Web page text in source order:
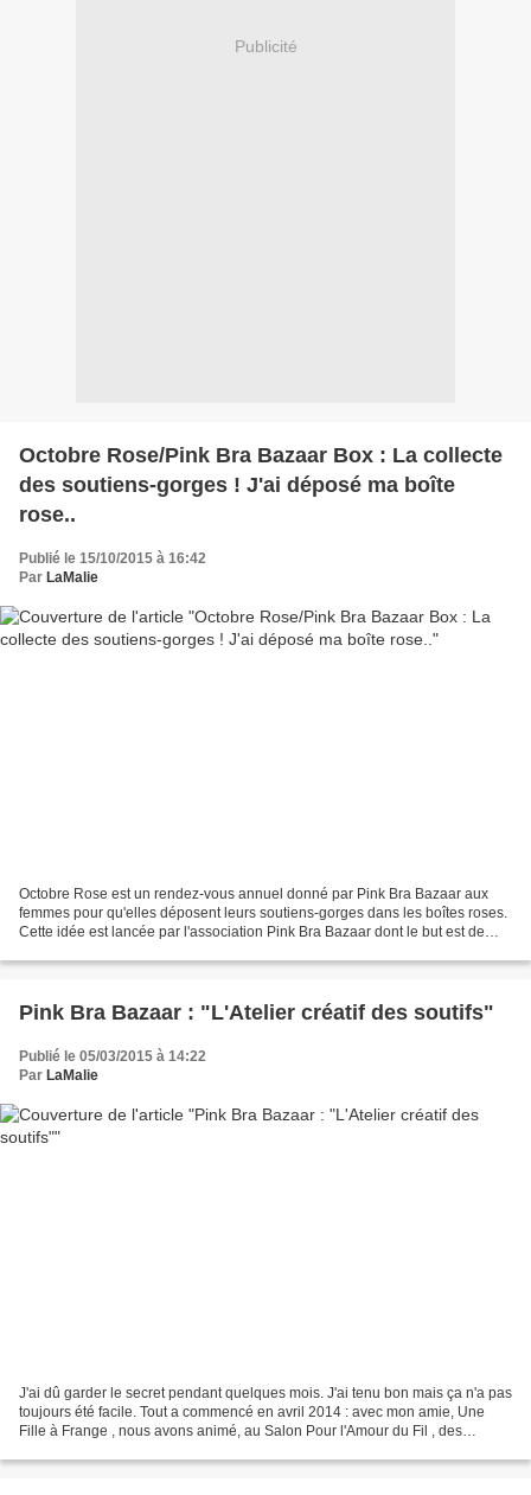
Publicité
Octobre Rose/Pink Bra Bazaar Box : La collecte
des soutiens-gorges ! J'ai déposé ma boîte
rose..
Publié le 15/10/2015 à 16:42
Par LaMalie
Octobre Rose est un rendez-vous annuel donné par Pink Bra Bazaar aux
femmes pour qu'elles déposent leurs soutiens-gorges dans les boîtes roses.
Cette idée est lancée par l'association Pink Bra Bazaar dont le but est de
Pink Bra Bazaar : "L'Atelier créatif des soutifs"
Publié le 05/03/2015 à 14:22
Par LaMalie
J'ai dû garder le secret pendant quelques mois. J'ai tenu bon mais ça n'a pas
toujours été facile. Tout a commencé en avril 2014 : avec mon amie, Une
Fille à Frange , nous avons animé, au Salon Pour l'Amour du Fil , des